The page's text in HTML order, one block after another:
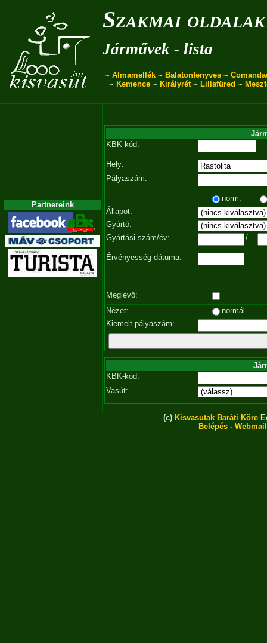
Szakmai oldalak
Járművek - lista
~ Almamellék ~ Balatonfenyves ~
~ Kemence~ Királyrét~ Lillafüred ~
Partnereink
KBK kód:
Hely:
Pályaszám:
norm.
Állapot:
Gyártó:
Gyártási szám/év:
/
Érvényesség dátuma:
Meglévő:
Nézet:
normál
Kiemelt pályaszám:
KBK-kód:
Vasút:
(c) Kisvasutak Baráti Köre
Belépés - Webmail